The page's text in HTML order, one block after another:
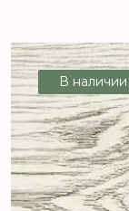
В наличии